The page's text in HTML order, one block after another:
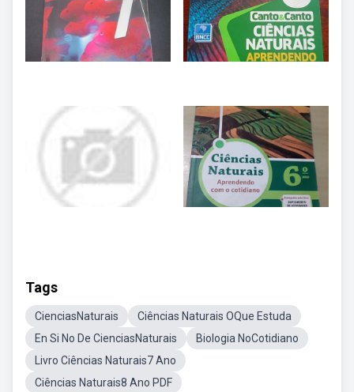
Tags
CienciasNaturais
Ciências Naturais OQue Estuda
En Si No De CienciasNaturais
Biologia NoCotidiano
Livro Ciências Naturais7 Ano
Ciências Naturais8 Ano PDF